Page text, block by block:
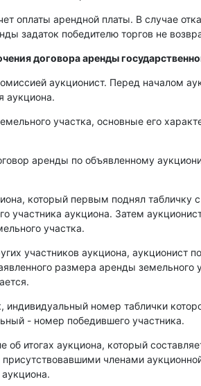
оплаты арендной платы. В случае
задаток победителю торгов не
договора аренды
аукционист. Перед началом
аукциона.
участка, основные его
аренды по объявленному
который первым поднял табличку
участника аукциона. Затем
участка.
участников аукциона, аукционист
размера аренды земельного
индивидуальный номер таблички
- номер победившего участника.
об итогах аукциона, который
членами